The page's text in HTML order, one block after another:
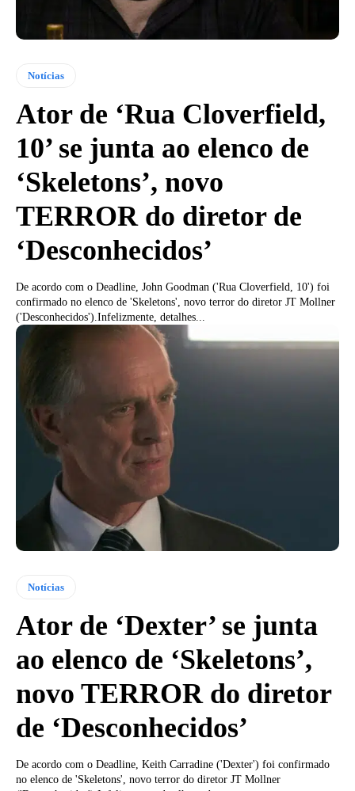
Notícias
Ator de ‘Rua Cloverfield,
10’ se junta ao elenco de
‘Skeletons’, novo
TERROR do diretor de
‘Desconhecidos’
De acordo com o Deadline, John Goodman ('Rua Cloverfield, 10') foi
confirmado no elenco de 'Skeletons', novo terror do diretor JT Mollner
('Desconhecidos').Infelizmente, detalhes...
Notícias
Ator de ‘Dexter’ se junta
ao elenco de ‘Skeletons’,
novo TERROR do diretor
de ‘Desconhecidos’
De acordo com o Deadline, Keith Carradine ('Dexter') foi confirmado
no elenco de 'Skeletons', novo terror do diretor JT Mollner